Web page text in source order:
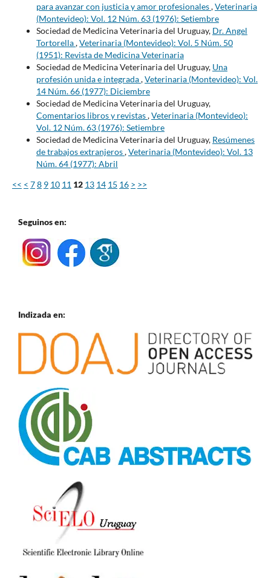
para avanzar con justicia y amor profesionales,Veterinaria
(Montevideo): Vol. 12 Núm. 63 (1976): Setiembre
Sociedad de Medicina Veterinaria del Uruguay, Dr. Angel
Tortorella,Veterinaria (Montevideo): Vol. 5 Núm. 50
(1951): Revista de Medicina Veterinaria
Sociedad de Medicina Veterinaria del Uruguay, Una
profesión unida e integrada,Veterinaria (Montevideo): Vol.
14 Núm. 66 (1977): Diciembre
Sociedad de Medicina Veterinaria del Uruguay,
Comentarios libros y revistas,Veterinaria (Montevideo):
Vol. 12 Núm. 63 (1976): Setiembre
Sociedad de Medicina Veterinaria del Uruguay, Resúmenes
de trabajos extranjeros,Veterinaria (Montevideo): Vol. 13
Núm. 64 (1977): Abril
<< < 78 9 10 11 12 13 14 15 16 > >>
Seguinos en:
Indizada en: